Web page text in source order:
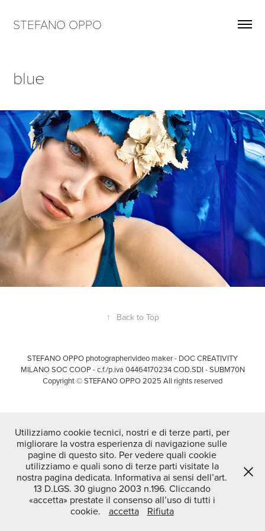
STEFANO OPPO
blue
↑ Back to Top
STEFANO OPPO photographer|video maker - DOC CREATIVITY
MILANO SOC COOP - c.f./p.iva 04464170234 COD.SDI - SUBM70N
Copyright © STEFANO OPPO 2025 All rights reserved
Utilizziamo cookie tecnici, nostri e di terze parti, per
migliorare la vostra esperienza di navigazione sulle
pagine di questo sito. Per vedere quali cookie
utilizziamo e quali sono di terze parti visitate la
nostra pagina dedicata. Informativa ai sensi dell’art.
13 D.LGS. 30 giugno 2003 n.196. Cliccando
«accetta» prestate il consenso all’uso di tutti i
cookie.
accetta Rifiuta